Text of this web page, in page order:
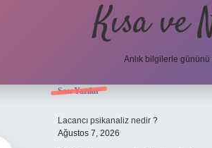
Kısa ve
Anlık bilgilerle
Sidebar
Son Yazılar
Lacancı psikanaliz nedir ?
Ağustos 7, 2026